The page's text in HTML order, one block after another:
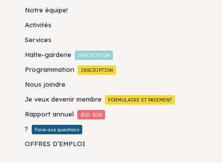
Notre équipe!
Activités
Services
Halte-garderie
INSCRIPTION
Programmation INSCRIPTION
Nous joindre
Je veux devenir membre
FORMULAIRE ET PAIEMENT
Rapport annuel 2021-2022
? Foire aux questions
OFFRES D’EMPLOI